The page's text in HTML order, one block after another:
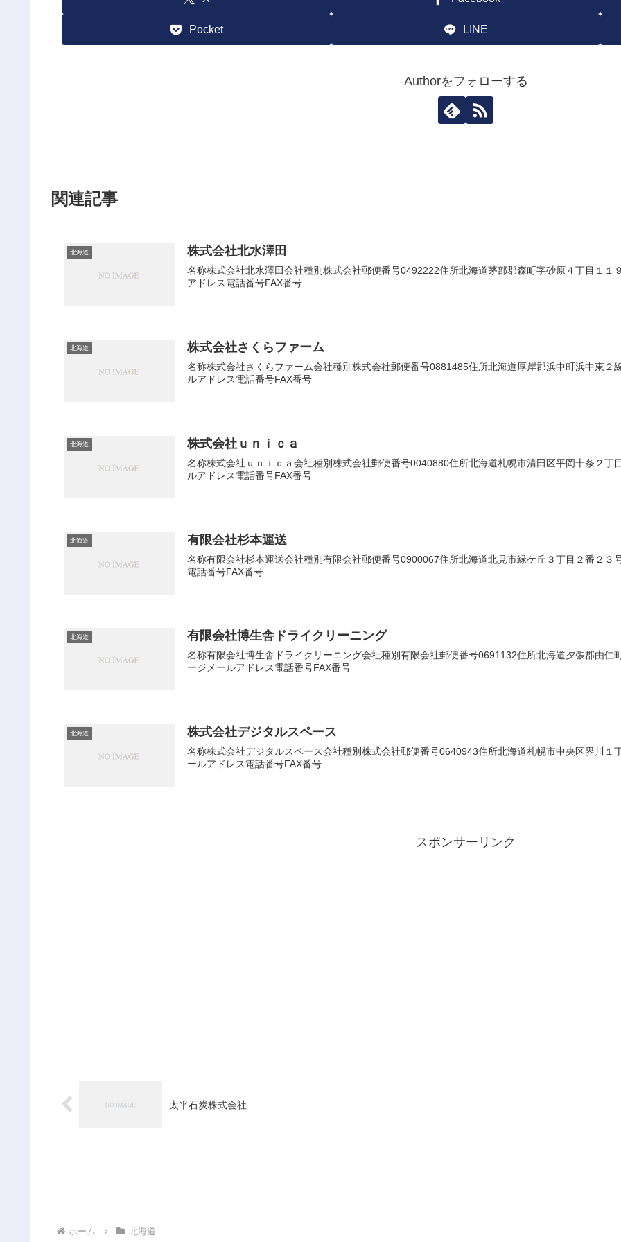
Pocket LINE
Authorをフォローする
関連記事
北海道 株式会社北水澤田
名称株式会社北水澤田会社種別株式会社郵便番号0492222住所北海道茅部郡森町字砂原４丁目１
アドレス電話番号FAX番号
北海道 株式会社さくらファーム
名称株式会社さくらファーム会社種別株式会社郵便番号0881485住所北海道厚岸郡浜中町浜中東
ルアドレス電話番号FAX番号
北海道 株式会社ｕｎｉｃａ
名称株式会社ｕｎｉｃａ会社種別株式会社郵便番号0040880住所北海道札幌市清田区平岡十条２
ルアドレス電話番号FAX番号
北海道 有限会社杉本運送
名称有限会社杉本運送会社種別有限会社郵便番号0900067住所北海道北見市緑ケ丘３丁目２番２
電話番号FAX番号
北海道 有限会社博生舎ドライクリーニング
名称有限会社博生舎ドライクリーニング会社種別有限会社郵便番号0691132住所北海道夕張郡由
ージメールアドレス電話番号FAX番号
北海道 株式会社デジタルスペース
名称株式会社デジタルスペース会社種別株式会社郵便番号0640943住所北海道札幌市中央区界川
ールアドレス電話番号FAX番号
スポンサーリンク
太平石炭株式会社
ホーム 北海道